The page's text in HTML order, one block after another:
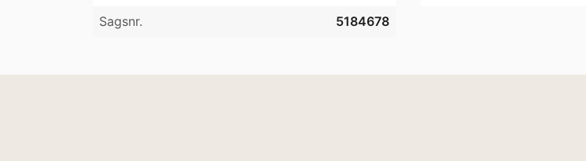
Sagsnr. 5184678